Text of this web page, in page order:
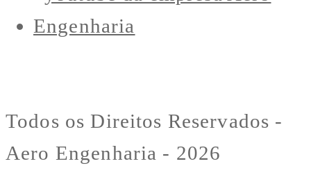
Todos os Direitos Reservados -
Aero Engenharia - 2026